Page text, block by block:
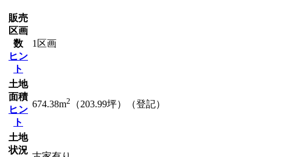
販売
区画
数
ヒン
ト
1区画
土地
面積
ヒン
ト
674.38m2 （203.99坪）（登記）
土地
状況